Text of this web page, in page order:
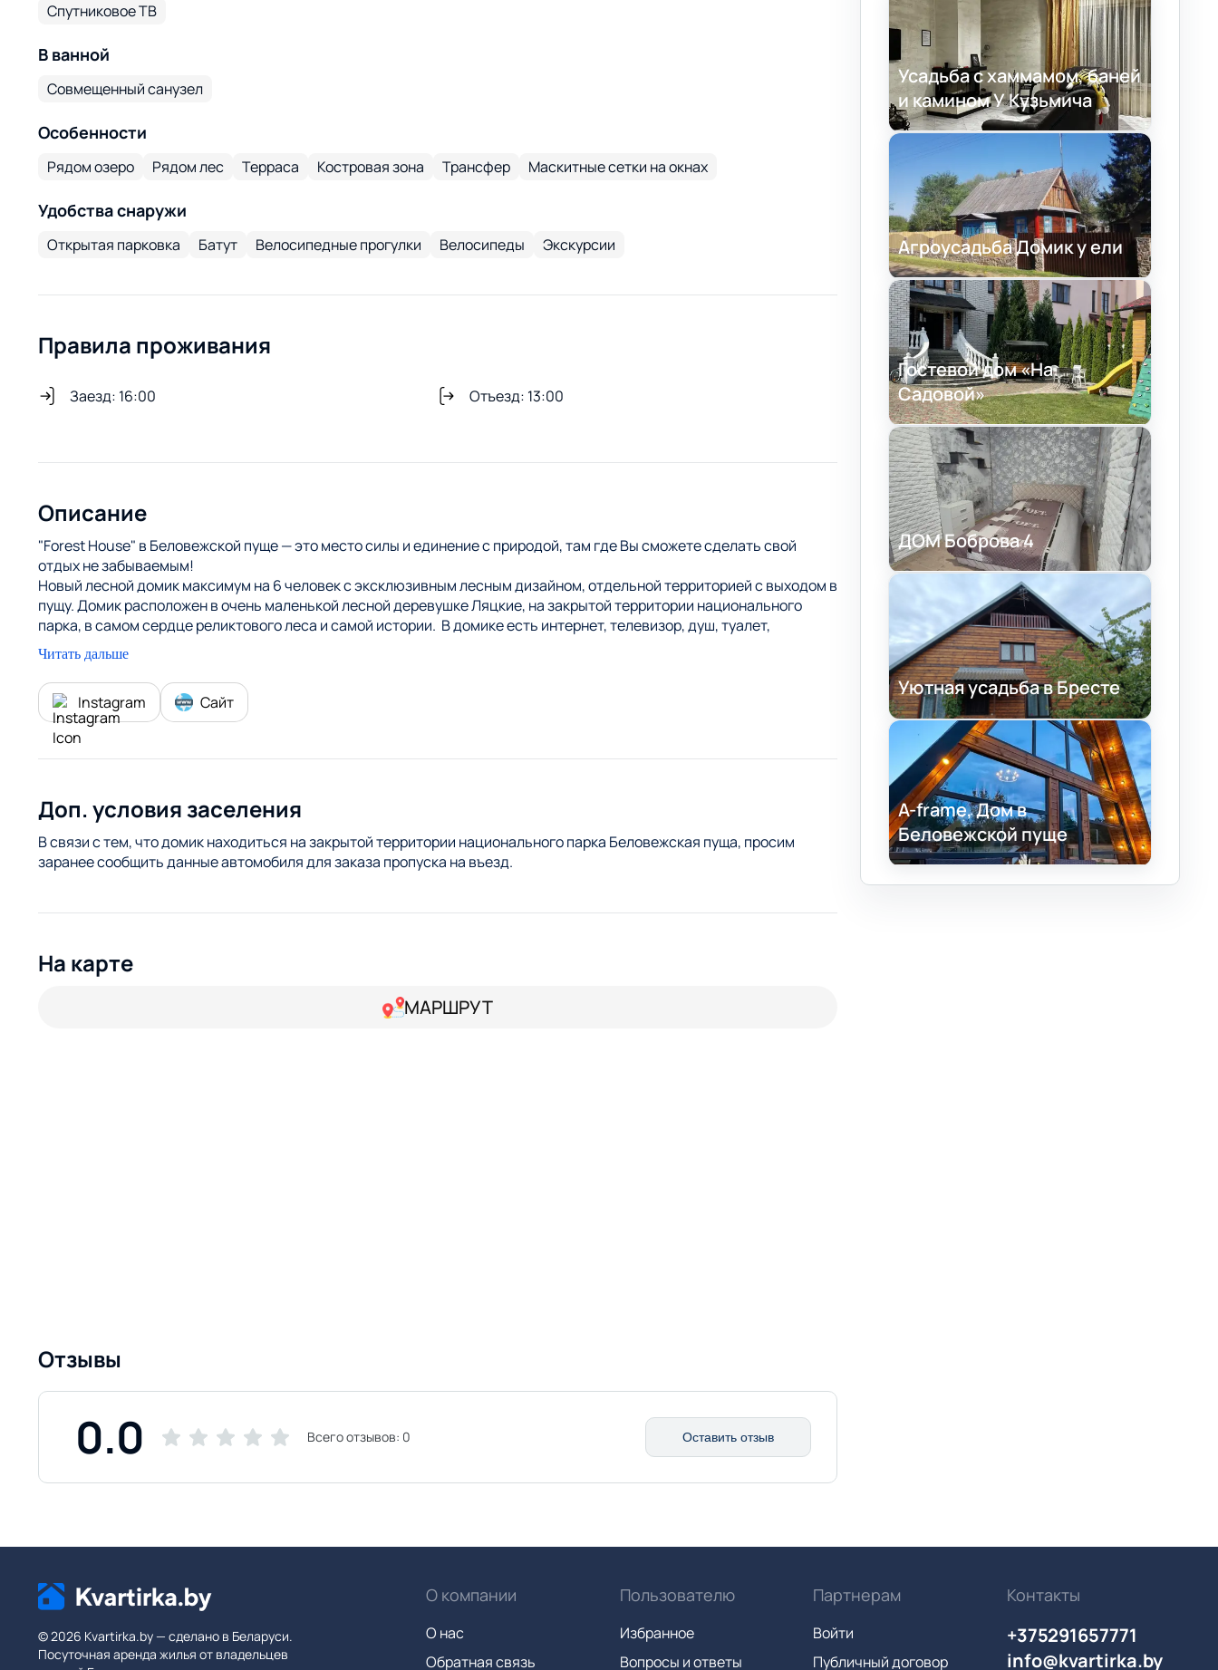
Спутниковое ТВ
В ванной
Совмещенный санузел
Особенности
Рядом озеро Рядом лес Терраса Костровая зона Трансфер Маскитные сетки на окнах
Удобства снаружи
Открытая парковка Батут Велосипедные прогулки Велосипеды Экскурсии
Правила проживания
Заезд: 16:00 Отъезд: 13:00
Описание
"Forest House" в Беловежской пуще — это место силы и единение с природой, там где Вы сможете сделать свой
отдых не забываемым!
Новый лесной домик максимум на 6 человек с эксклюзивным лесным дизайном, отдельной территорией с выходом в
пущу. Домик расположен в очень маленькой лесной деревушке Ляцкие, на закрытой территории национального
парка, в самом сердце реликтового леса и самой истории. В домике есть интернет, телевизор, душ, туалет,
оборудованная кухня. Открытая терасса— удобное место для наблюдения за природой. В шаговой доступности
лесные озера, резиденция Деда Мороза, популярные экологические тропы - выходя со двора. Прогулявшись по
эксклюзивным маршрутам, Вы познаете истинную пущу, окунетесь в дикий мир природы. По желанию Вы также
можете украсить свой досуг рыбалкой, посетить музеи, вольеры с дикими животными, есть ресторан, кафе и многое
др.
Читать дальше
Instagram Сайт
Доп. условия заселения
В связи с тем, что домик находиться на закрытой территории национального парка Беловежская пуща, просим
заранее сообщить данные автомобиля для заказа пропуска на въезд.
На карте
МАРШРУТ
Отзывы
0.0 Всего отзывов: 0 Оставить отзыв
Усадьба с хаммамом, баней
и камином У Кузьмича
Агроусадьба Домик у ели
Гостевой дом «На
Садовой»
ДОМ Боброва 4
Уютная усадьба в Бресте
A-frame, Дом в
Беловежской пуще
© 2026 Kvartirka.by — сделано в Беларуси.
Посуточная аренда жилья от владельцев
О компании
О нас
Обратная связь
Пользователю
Избранное
Вопросы и ответы
Партнерам
Войти
Публичный договор
Контакты
+375291657771
info@kvartirka.by